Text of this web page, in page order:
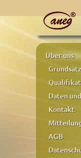
Über uns
Daten
Kontakt
AGB